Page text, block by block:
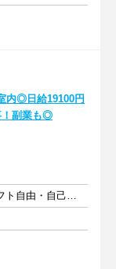
内◎日給19100円
！副業も◎
週1日以上 1日8時間以上 シフト自由・自己申告